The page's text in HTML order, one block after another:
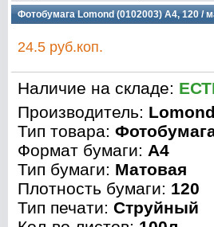
Фотобумага Lomond (0102003) A4, 120 /
24.5 руб.коп.
Наличие на складе:
Производитель:
Тип товара:
Формат бумаги: A4
Тип бумаги: Матовая
Плотность бумаги: 120
Тип печати: Струйный